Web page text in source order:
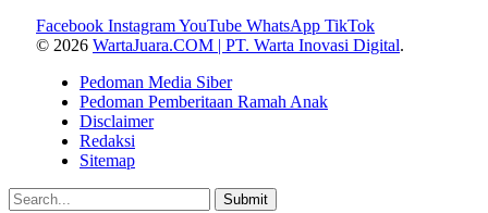
Facebook InstagramYouTube WhatsApp TikTok
© 2026 WartaJuara.COM | PT. Warta Inovasi Digital.
Pedoman Media Siber
Pedoman Pemberitaan Ramah Anak
Disclaimer
Redaksi
Sitemap
Submit